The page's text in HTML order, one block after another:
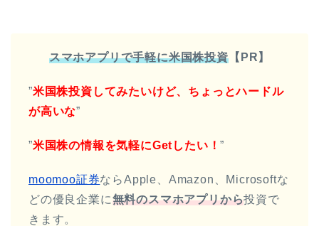
スマホアプリで手軽に米国株投資【PR】
”米国株投資してみたいけど、ちょっとハードル
が高いな”
”米国株の情報を気軽にGetしたい！”
moomoo証券ならApple、Amazon、Microsoftな
どの優良企業に無料のスマホアプリから投資で
きます。